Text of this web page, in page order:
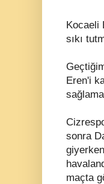
Kocaeli
sıkı
Eren'i
sonra
maçta